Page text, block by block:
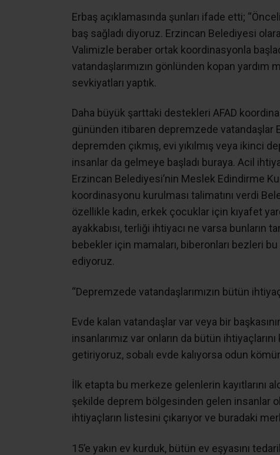
Erbaş açıklamasında şunları ifade etti;
baş sağladı diyoruz. Erzincan Belediyesi
Valimizle beraber ortak koordinasyonla
vatandaşlarımızın gönlünden kopan
sevkiyatları yaptık.
Daha büyük şarttaki destekleri AFAD
gününden itibaren depremzede vatandaşlar
depremden çıkmış, evi yıkılmış veya ikinci
insanlar da gelmeye başladı buraya. Acil
Erzincan Belediyesi’nin Meslek Edindirme
koordinasyonu kurulması talimatını verdi
özellikle kadın, erkek çocuklar için kıyafet
ayakkabısı, terliği ihtiyacı ne varsa bunların
bebekler için mamaları, biberonları bezleri
ediyoruz.
“Depremzede vatandaşlarımızın bütün
Evde kalan vatandaşlar var veya bir
insanlarımız var onların da bütün
getiriyoruz, sobalı evde kalıyorsa odun kömür
İlk etapta bu merkeze gelenlerin kayıtlarını
şekilde deprem bölgesinden gelen insanlar
ihtiyaçların listesini çıkarıyor ve buradaki
15’e yakın ev kurduk, bütün ev eşyasını